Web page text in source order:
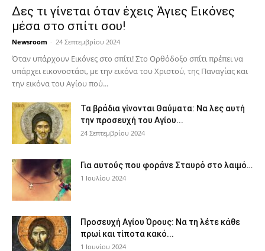
Δες τι γίνεται όταν έχεις Άγιες Εικόνες
μέσα στο σπίτι σου!
Newsroom - 24 Σεπτεμβρίου 2024
Όταν υπάρχουν Εικόνες στο σπίτι! Στο Ορθόδοξο σπίτι πρέπει να
υπάρχει εικονοστάσι, με την εικόνα του Χριστού, της Παν­αγίας και
την εικόνα του Αγίου πού...
Τα βράδια γίνονται Θαύματα: Να λες αυτή
την προσευχή του Αγίου...
24 Σεπτεμβρίου 2024
Για αυτούς που φοράνε Σταυρό στο λαιμό…
1 Ιουλίου 2024
Προσευχή Αγίου Όρους: Να τη λέτε κάθε
πρωί και τίποτα κακό...
1 Ιουνίου 2024